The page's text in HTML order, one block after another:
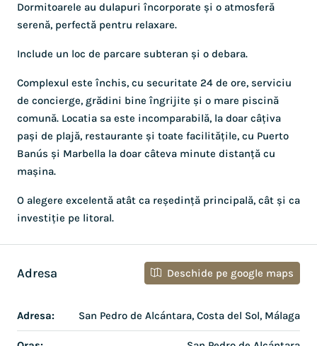
Dormitoarele au dulapuri încorporate și o atmosferă
serenă, perfectă pentru relaxare.
Include un loc de parcare subteran și o debara.
Complexul este închis, cu securitate 24 de ore, serviciu
de concierge, grădini bine îngrijite și o mare piscină
comună. Locatia sa este incomparabilă, la doar câțiva
pași de plajă, restaurante și toate facilitățile, cu Puerto
Banús și Marbella la doar câteva minute distanță cu
mașina.
O alegere excelentă atât ca reședință principală, cât și ca
investiție pe litoral.
Adresa Deschide pe google maps
Adresa: San Pedro de Alcántara, Costa del Sol, Málaga